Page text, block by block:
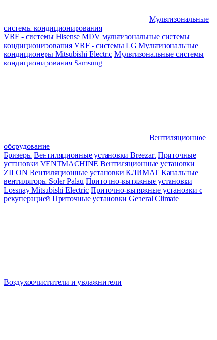
Мультизональные
системы кондиционирования
VRF - системы Hisense MDV мультизональные системы
кондиционирования VRF - системы LG Мультизональные
кондиционеры Mitsubishi Electric Мультизональные системы
кондиционирования Samsung
Вентиляционное
оборудование
Бризеры Вентиляционные установки Breezart Приточные
установки VENTMACHINE Вентиляционные установки
ZILON Вентиляционные установки КЛИМАТ Канальные
вентиляторы Soler Palau Приточно-вытяжные установки
Lossnay Mitsubishi Electric Приточно-вытяжные установки с
рекуперацией Приточные установки General Climate
Воздухоочистители и увлажнители